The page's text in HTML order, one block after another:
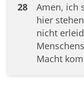
28
Amen, ich
hier
nicht
Macht